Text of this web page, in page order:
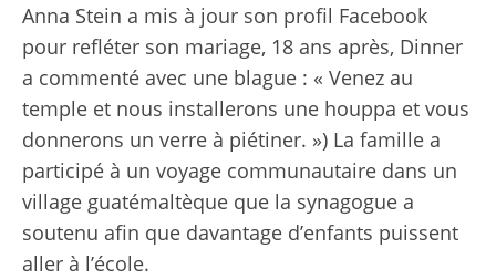
Anna Stein a mis à jour son profil Facebook
pour refléter son mariage, 18 ans après, Dinner
a commenté avec une blague : « Venez au
temple et nous installerons une houppa et vous
donnerons un verre à piétiner. ») La famille a
participé à un voyage communautaire dans un
village guatémaltèque que la synagogue a
soutenu afin que davantage d’enfants puissent
aller à l’école.